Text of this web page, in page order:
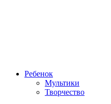
Ребенок
Мультики
Творчество